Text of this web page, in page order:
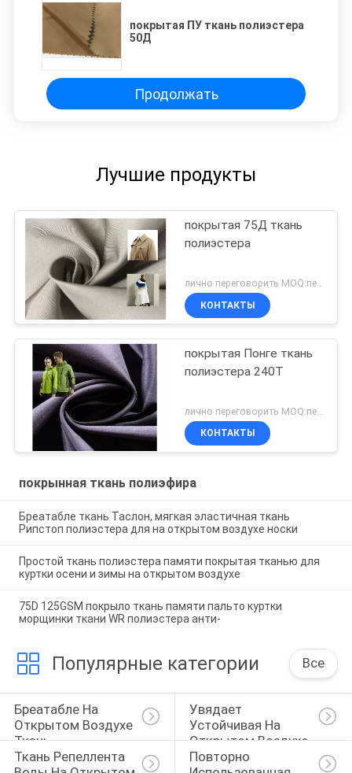
покрытая ПУ ткань полиэстера
50Д
Продолжать
Лучшие продукты
покрытая 75Д ткань
полиэстера
КОНТАКТЫ
покрытая Понге ткань
полиэстера 240Т
КОНТАКТЫ
покрынная ткань полиэфира
Бреатабле ткань Таслон, мягкая эластичная ткань
Рипстоп полиэстера для на открытом воздухе носки
Простой ткань полиэстера памяти покрытая тканью для
куртки осени и зимы на открытом воздухе
75D 125GSM покрыло ткань памяти пальто куртки
морщинки ткани WR полиэстера анти-
Популярные категории Все
Бреатабле На
Открытом Воздухе
Ткань
Увядает
Устойчивая На
Открытом Воздухе
Ткань
Ткань Репеллента
Повторно